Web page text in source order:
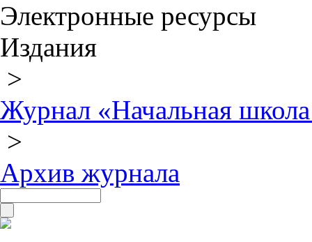
Электронные ресурсы
Издания
>
Журнал «Начальная
>
Архив журнала